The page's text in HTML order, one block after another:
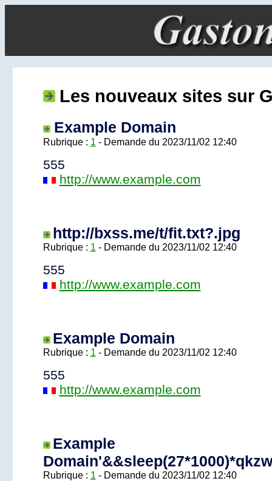
Les nouveaux sites sur
Example Domain
Rubrique : 1 - Demande du 2023/11/02 12:40
555
http://www.example.com
http://bxss.me/t/fit.txt?.jpg
Rubrique : 1 - Demande du 2023/11/02 12:40
555
http://www.example.com
Example Domain
Rubrique : 1 - Demande du 2023/11/02 12:40
555
http://www.example.com
Example
Rubrique : 1 - Demande du 2023/11/02 12:40